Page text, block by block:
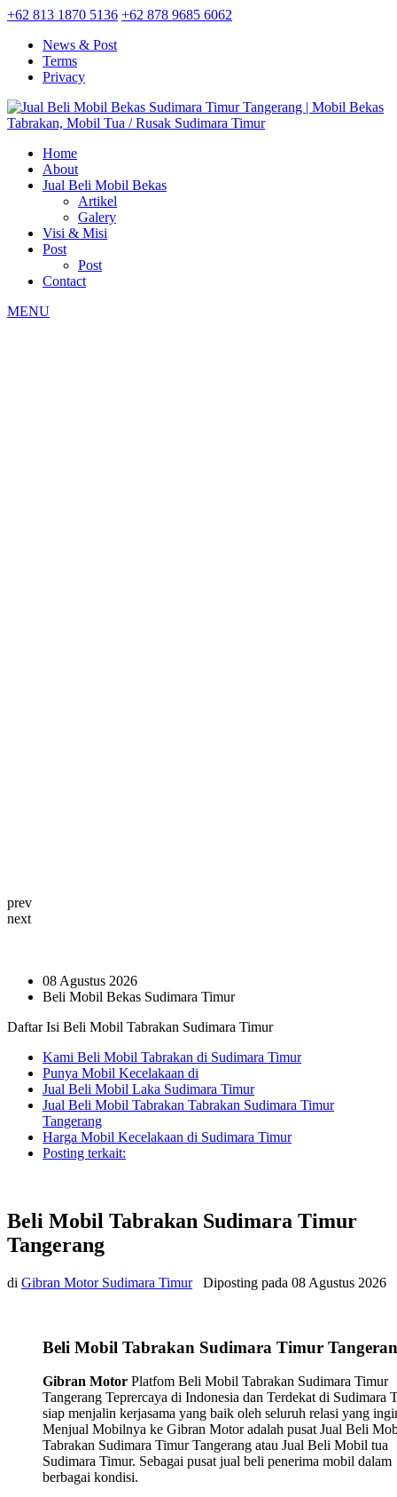
+62 813 1870 5136 +62 878 9685 6062
News & Post
Terms
Privacy
Home
About
Jual Beli Mobil Bekas
Artikel
Galery
Visi & Misi
Post
Post
Contact
MENU
prev
next
08 Agustus 2026
Beli Mobil Bekas Sudimara Timur
Daftar Isi Beli Mobil Tabrakan Sudimara Timur
Kami Beli Mobil Tabrakan di Sudimara Timur
Punya Mobil Kecelakaan di
Jual Beli Mobil Laka Sudimara Timur
Jual Beli Mobil Tabrakan Tabrakan Sudimara Timur
Tangerang
Harga Mobil Kecelakaan di Sudimara Timur
Posting terkait:
Beli Mobil Tabrakan Sudimara Timur
Tangerang
di Gibran Motor Sudimara Timur Diposting pada 08 Agustus 2026
Beli Mobil Tabrakan Sudimara Timur
Gibran Motor Platfom Beli Mobil Tabrakan Sudimara Timur
Tangerang Teprercaya di Indonesia dan Terdekat di Sudimara
siap menjalin kerjasama yang baik oleh seluruh relasi yang
Menjual Mobilnya ke Gibran Motor adalah pusat Jual Beli
Tabrakan Sudimara Timur Tangerang atau Jual Beli Mobil tua
Sudimara Timur. Sebagai pusat jual beli penerima mobil dalam
berbagai kondisi.